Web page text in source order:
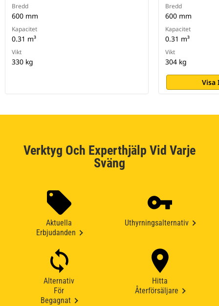
Bredd
600 mm
Kapacitet
0.31 m³
Vikt
330 kg
Bredd
600 mm
Kapacitet
0.31 m³
Vikt
304 kg
Visa
Verktyg Och Experthjälp Vid Varje
Sväng
Aktuella
Erbjudanden
Uthyrningsalternativ
Alternativ
För
Begagnat
Hitta
Återförsäljare